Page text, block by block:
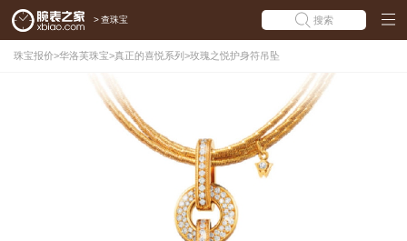
> 查珠宝 搜索
珠宝报价>华洛芙珠宝>真正的喜悦系列 >玫瑰之悦护身符吊坠